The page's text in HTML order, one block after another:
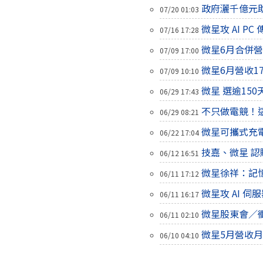
07/20 01:03 政府灑千億元
07/16 17:28 微星攻 AI PC
07/09 17:00 微星6月合併
07/09 10:10 微星6月營收
06/29 17:43 微星 選逾150
06/29 08:21 不只做電競！
06/22 17:04 微星可攜式充
06/12 16:51 技嘉、微星
06/11 17:12 微星徐祥：記
06/11 16:17 微星攻 AI 伺
06/11 02:10 微星股東會／
06/10 04:10 微星5月營收